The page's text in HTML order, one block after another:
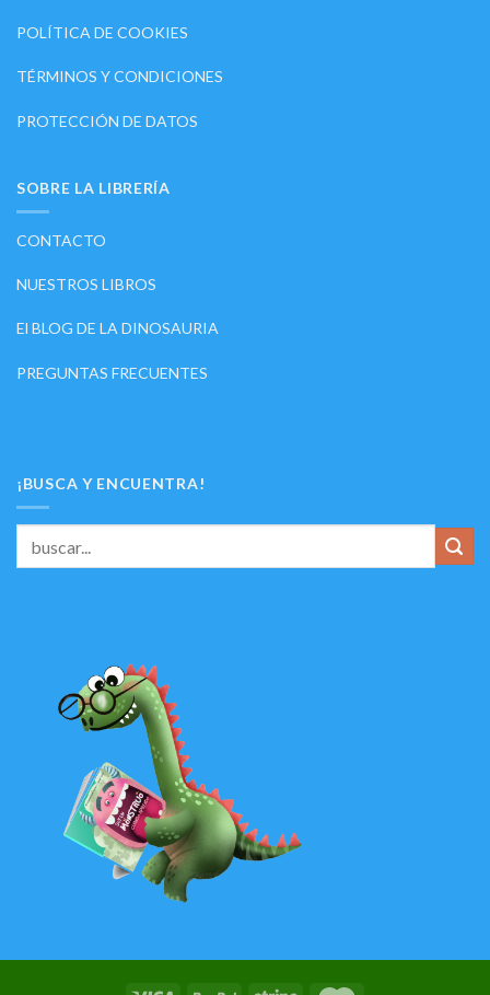
POLÍTICA DE COOKIES
TÉRMINOS Y CONDICIONES
PROTECCIÓN DE DATOS
SOBRE LA LIBRERÍA
CONTACTO
NUESTROS LIBROS
El BLOG DE LA DINOSAURIA
PREGUNTAS FRECUENTES
¡BUSCA Y ENCUENTRA!